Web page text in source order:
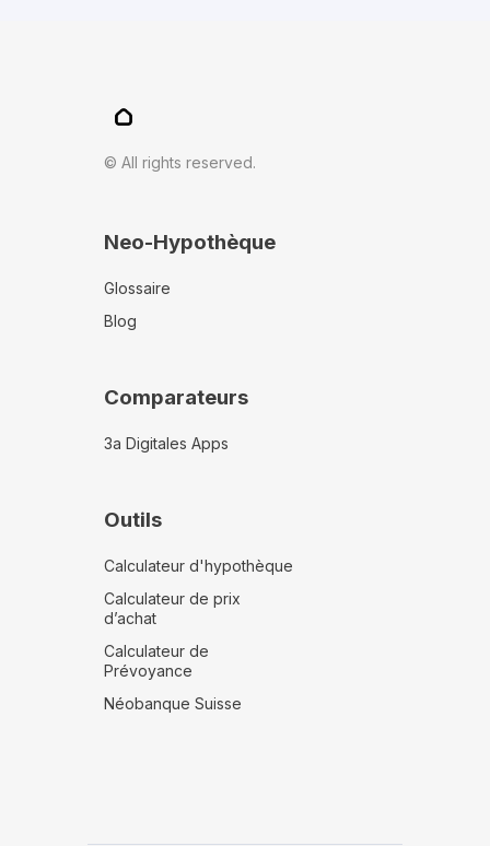
© All rights reserved.
Neo-Hypothèque
Glossaire
Blog
Comparateurs
3a Digitales Apps
Outils
Calculateur d'hypothèque
Calculateur de prix
d’achat
Calculateur de
Prévoyance
Néobanque Suisse